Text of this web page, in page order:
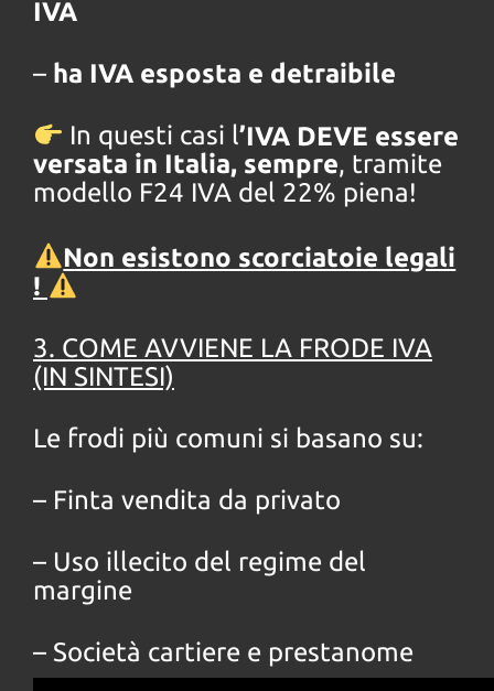
IVA
– ha IVA esposta e detraibile
In questi casi l’IVA DEVE essere
versata in Italia, sempre, tramite
modello F24 IVA del 22% piena!
Non esistono scorciatoie legali
!
3. COME AVVIENE LA FRODE IVA
(IN SINTESI)
Le frodi più comuni si basano su:
– Finta vendita da privato
– Uso illecito del regime del
margine
– Società cartiere e prestanome